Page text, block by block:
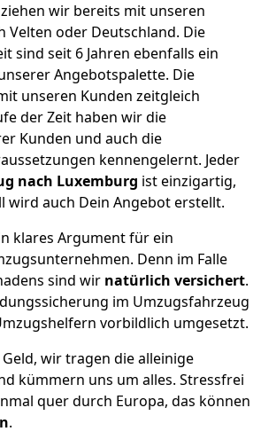
ziehen wir bereits mit unseren
Velten oder Deutschland. Die
sind seit 6 Jahren ebenfalls ein
Angebotspalette. Die
unseren Kunden zeitgleich
der Zeit haben wir die
Kunden und auch die
kennengelernt. Jeder
nach Luxemburg ist einzigartig,
wird auch Dein Angebot erstellt.
klares Argument für ein
Denn im Falle
sind wir natürlich versichert.
im Umzugsfahrzeug
vorbildlich umgesetzt.
wir tragen die alleinige
kümmern uns um alles. Stressfrei
quer durch Europa, das können
.